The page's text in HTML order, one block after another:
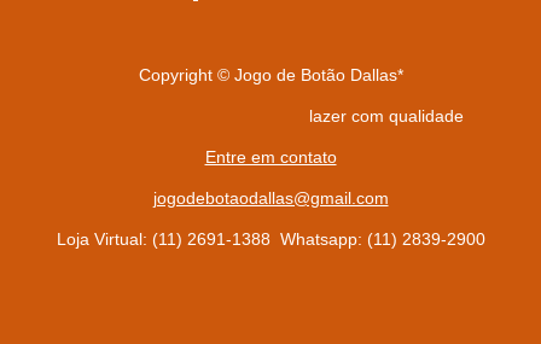
Copyright © Jogo de Botão Dallas*
lazer com qualidade
Entre em contato
jogodebotaodallas@gmail.com
Loja Virtual: (11) 2691-1388 Whatsapp: (11) 2839-2900